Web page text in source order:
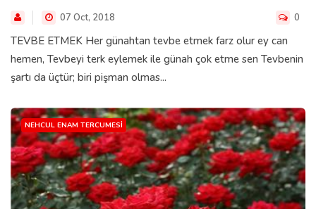
07 Oct, 2018 0
TEVBE ETMEK Her günahtan tevbe etmek farz olur ey can
hemen, Tevbeyi terk eylemek ile günah çok etme sen Tevbenin
şartı da üçtür; biri pişman olmas...
NEHCUL ENAM TERCUMESI